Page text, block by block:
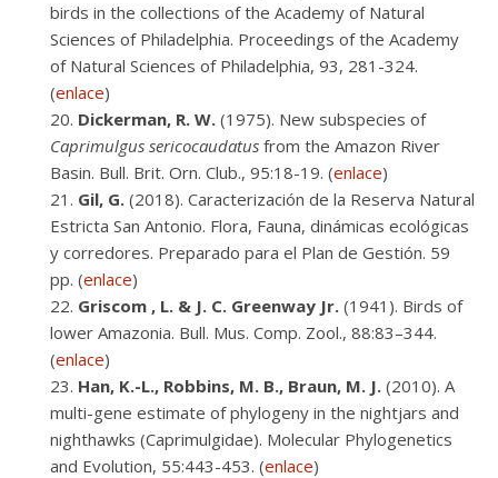
birds in the collections of the Academy of Natural
Sciences of Philadelphia. Proceedings of the Academy
of Natural Sciences of Philadelphia, 93, 281-324.
(enlace)
Dickerman, R. W. (1975). New subspecies of
Caprimulgus sericocaudatus from the Amazon River
Basin. Bull. Brit. Orn. Club., 95:18-19. (enlace)
Gil, G. (2018). Caracterización de la Reserva Natural
Estricta San Antonio. Flora, Fauna, dinámicas ecológicas
y corredores. Preparado para el Plan de Gestión. 59
pp. (enlace)
Griscom , L. & J. C. Greenway Jr. (1941). Birds of
lower Amazonia. Bull. Mus. Comp. Zool., 88:83–344.
(enlace)
Han, K.-L., Robbins, M. B., Braun, M. J. (2010). A
multi-gene estimate of phylogeny in the nightjars and
nighthawks (Caprimulgidae). Molecular Phylogenetics
and Evolution, 55:443-453. (enlace)